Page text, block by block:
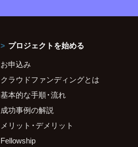
プロジェクトを始める
お申込み
クラウドファンディングとは
基本的な手順・流れ
成功事例の解説
メリット・デメリット
Fellowship